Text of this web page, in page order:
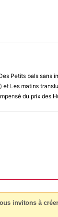
Petits bals sans
et Les matins
du prix des
invitons à